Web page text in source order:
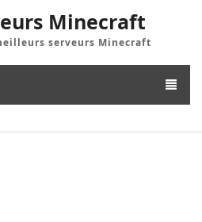
Minecraft
serveurs Minecraft